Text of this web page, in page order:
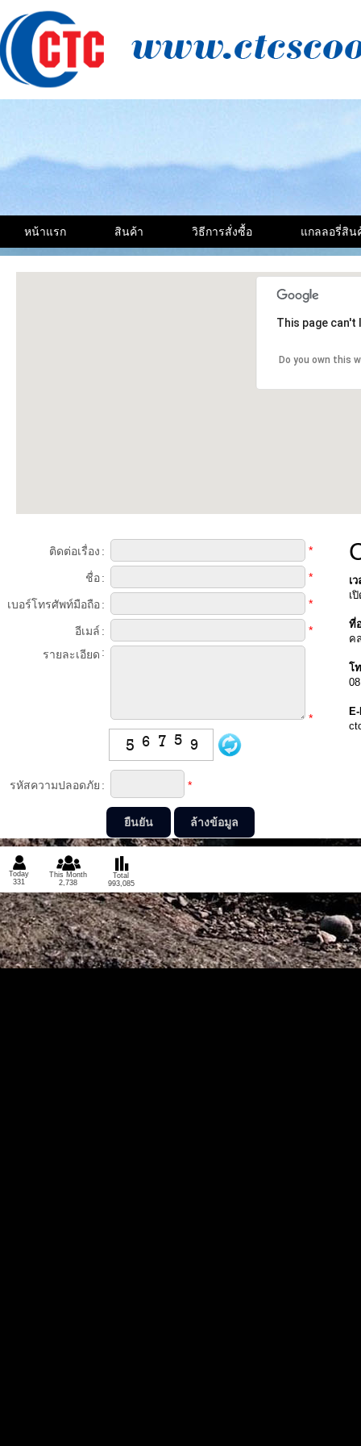
หน้าแรก สินค้า วิธีการสั่งซื้อ แกลลอรี่สิน
This page
Do you own this
ติดต่อเรื่อง : *
ชื่อ: *
เบอร์โทรศัพท์มือถือ: *
อีเมล์ :
*
รายละเอียด :
*
รหัสความปลอดภัย : *
เ
เ
ที่
ค
โ
Today
331
This Month
2,738
Total
993,085